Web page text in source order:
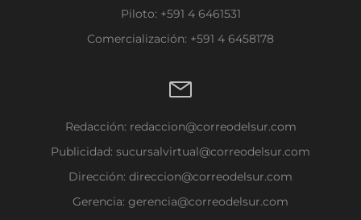
Piloto: +591 4 6461531
Comercialización: +591 4 6458178
Redacción: redaccion@correodelsur.com
Publicidad: sucursalvirtual@correodelsur.com
Dirección: direccion@correodelsur.com
Gerencia: gerencia@correodelsur.com